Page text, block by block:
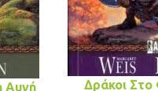
Αυγή
Δράκοι Στο